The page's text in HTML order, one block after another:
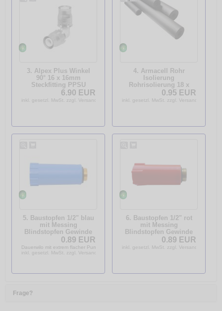
3. Alpex Plus Winkel
90° 16 x 16mm
Steckfitting PPSU
883162006.90 EUR
inkl. gesetzl. MwSt. zzgl. Versandkosten
4. Armacell Rohr
Isolierung
Rohrisolierung 18 x
9mm 1m Schlauch
0.95 EUR
inkl. gesetzl. MwSt. zzgl. Versandkosten
5. Baustopfen 1/2" blau
mit Messing
Blindstopfen Gewinde
Stopfen
Gewindestopfen
Abdrückstopfen
0.89 EUR
Dauerwilo mit extrem flacher Pumpenkennlinie
inkl. gesetzl. MwSt. zzgl. Versandkosten
6. Baustopfen 1/2" rot
mit Messing
Blindstopfen Gewinde
Stopfen
Gewindestopfen
0.89 EUR
inkl. gesetzl. MwSt. zzgl. Versandkosten
Frage?